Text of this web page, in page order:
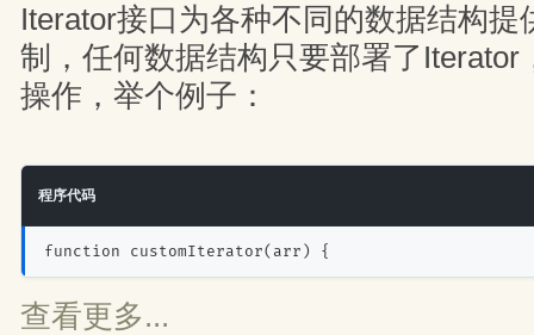
Iterator接口为各种不同的数据结构提
制，任何数据结构只要部署了Iterator
操作，举个例子：
程序代码
function customIterator(arr) {
查看更多...